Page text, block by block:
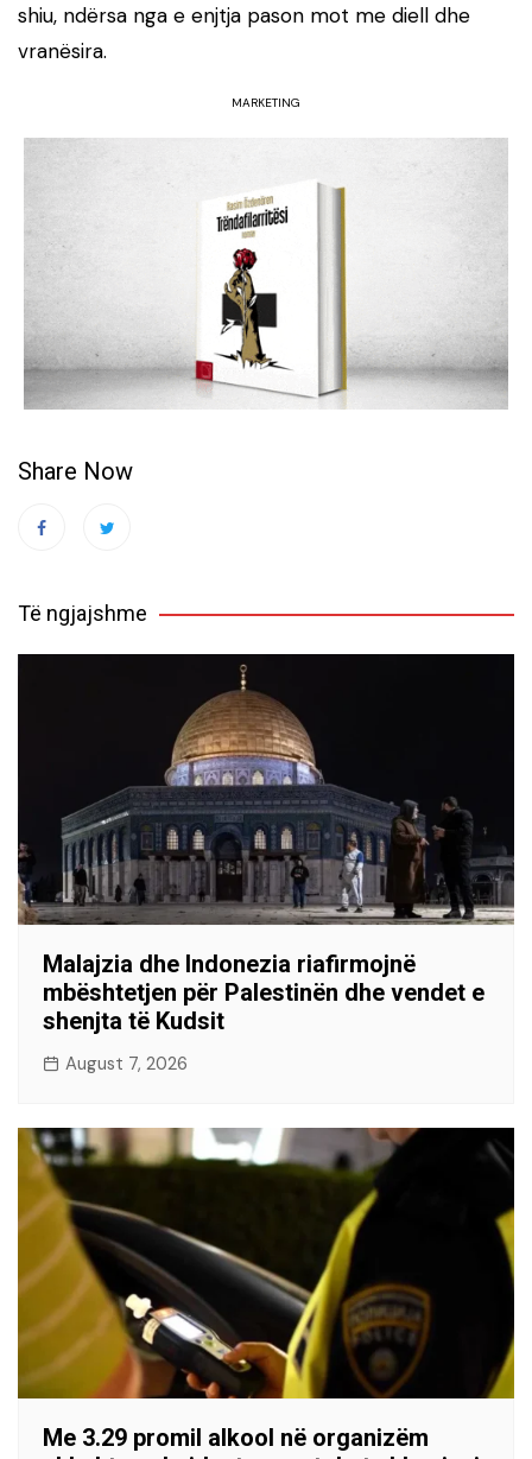
shiu, ndërsa nga e enjtja pason mot me diell dhe
vranësira.
MARKETING
Share Now
Të ngjajshme
Malajzia dhe Indonezia riafirmojnë
mbështetjen për Palestinën dhe vendet e
shenjta të Kudsit
August 7, 2026
Me 3.29 promil alkool në organizëm